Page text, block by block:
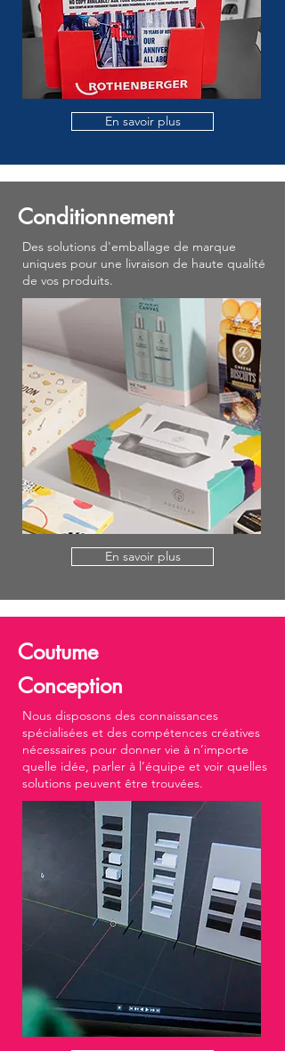
En savoir plus
Conditionnement
Des solutions d'emballage de marque
uniques pour une livraison de haute qualité
de vos produits.
En savoir plus
Coutume
Conception
Nous disposons des connaissances
spécialisées et des compétences créatives
nécessaires pour donner vie à n’importe
quelle idée, parler à l’équipe et voir quelles
solutions peuvent être trouvées.